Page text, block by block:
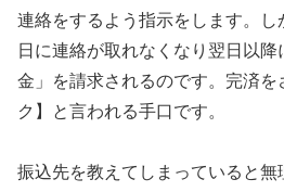
連絡をするよう指示をします。
日に連絡が取れなくなり翌日以
金」を請求されるのです。完済を
ク】と言われる手口です。
振込先を教えてしまっていると無